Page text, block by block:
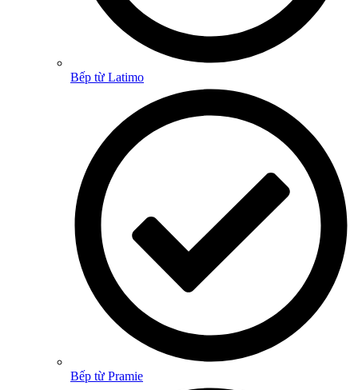
Bếp từ Latimo
Bếp từ Pramie